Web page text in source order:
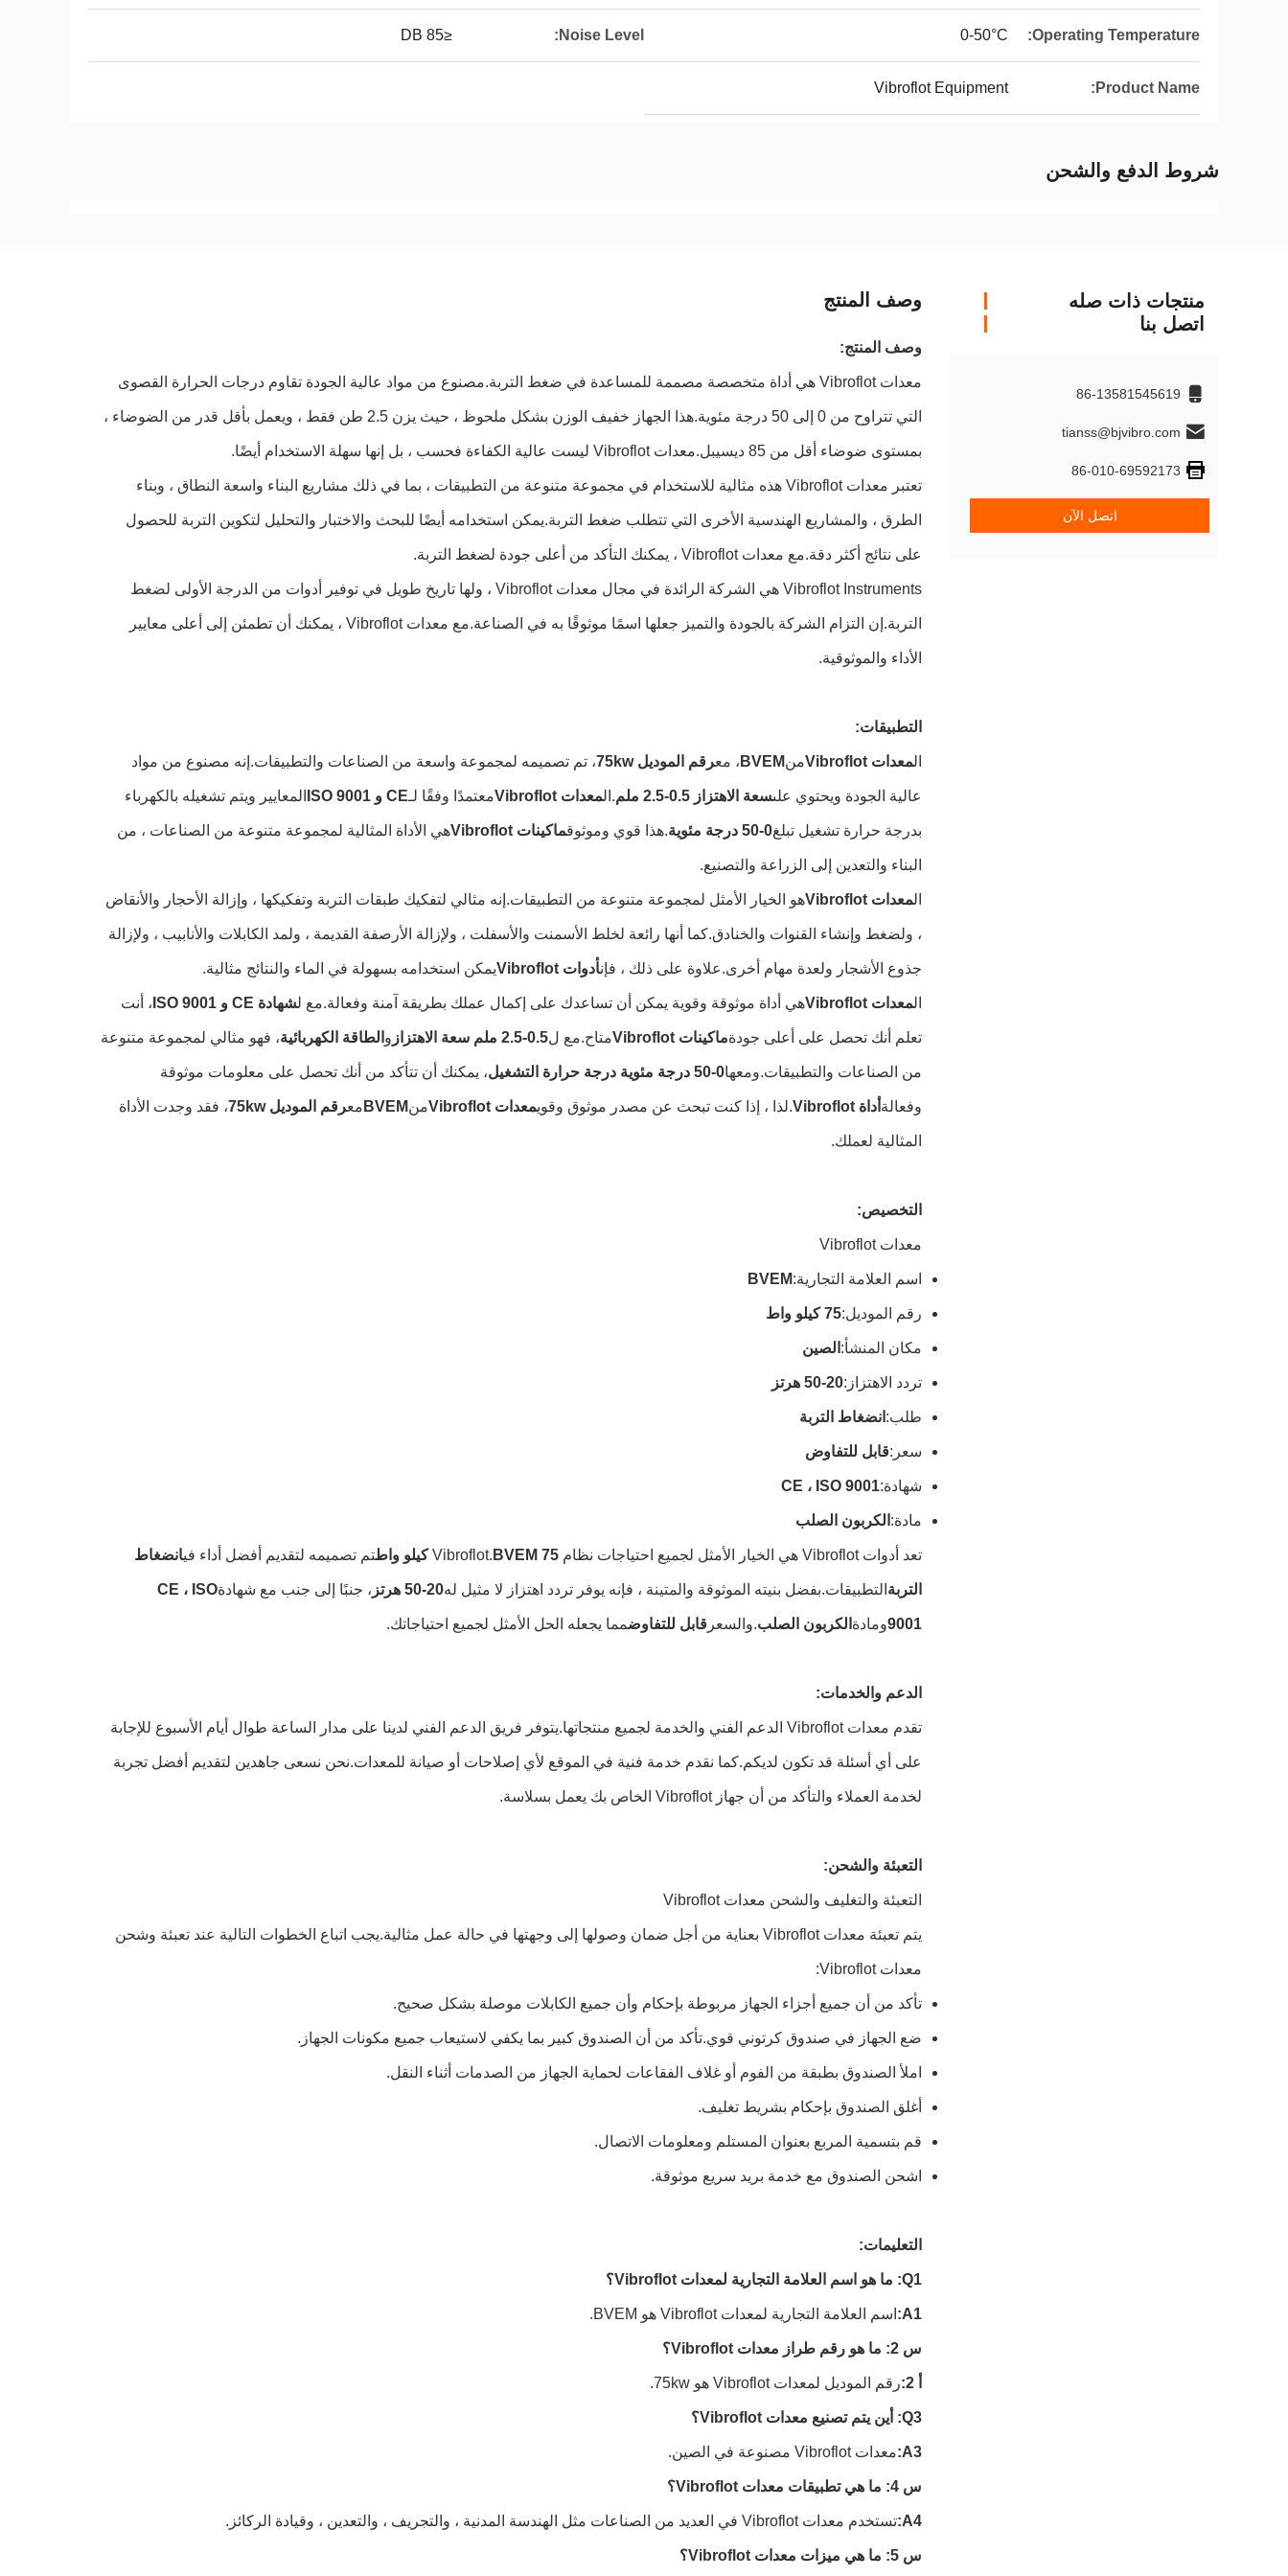
Operating Temperature:
0-50°C
Noise Level:
≤85 DB
Product Name:
Vibroflot Equipment
شروط الدفع والشحن
منتجات ذات صله
اتصل بنا
86-13581545619
tianss@bjvibro.com
86-010-69592173
اتصل الآن
وصف المنتج
وصف المنتج:
معدات Vibroflot هي أداة متخصصة مصممة للمساعدة في ضغط التربة.مصنوع من مواد عالية الجودة تقاوم درجات الحرارة القصوى
التي تتراوح من 0 إلى 50 درجة مئوية.هذا الجهاز خفيف الوزن بشكل ملحوظ ، حيث يزن 2.5 طن فقط ، ويعمل بأقل قدر من الضوضاء ،
بمستوى ضوضاء أقل من 85 ديسيبل.معدات Vibroflot ليست عالية الكفاءة فحسب ، بل إنها سهلة الاستخدام أيضًا.
تعتبر معدات Vibroflot هذه مثالية للاستخدام في مجموعة متنوعة من التطبيقات ، بما في ذلك مشاريع البناء واسعة النطاق ، وبناء
الطرق ، والمشاريع الهندسية الأخرى التي تتطلب ضغط التربة.يمكن استخدامه أيضًا للبحث والاختبار والتحليل لتكوين التربة للحصول
على نتائج أكثر دقة.مع معدات Vibroflot ، يمكنك التأكد من أعلى جودة لضغط التربة.
Vibroflot Instruments هي الشركة الرائدة في مجال معدات Vibroflot ، ولها تاريخ طويل في توفير أدوات من الدرجة الأولى لضغط
التربة.إن التزام الشركة بالجودة والتميز جعلها اسمًا موثوقًا به في الصناعة.مع معدات Vibroflot ، يمكنك أن تطمئن إلى أعلى معايير
الأداء والموثوقية.
التطبيقات:
المعدات Vibroflot منBVEM ، معرقم الموديل 75kw ، تم تصميمه لمجموعة واسعة من الصناعات والتطبيقات.إنه مصنوع من مواد
عالية الجودة ويحتوي علىسعة الاهتزاز 0.5-2.5 ملم .المعدات Vibroflot معتمدًا وفقًا لـCE و ISO 9001 المعايير ويتم تشغيله بالكهرباء
بدرجة حرارة تشغيل تبلغ0-50 درجة مئوية .هذا قوي وموثوقماكينات Vibroflot هي الأداة المثالية لمجموعة متنوعة من الصناعات ، من
البناء والتعدين إلى الزراعة والتصنيع.
المعدات Vibroflot هو الخيار الأمثل لمجموعة متنوعة من التطبيقات.إنه مثالي لتفكيك طبقات التربة وتفكيكها ، وإزالة الأحجار والأنقاض
، ولضغط وإنشاء القنوات والخنادق.كما أنها رائعة لخلط الأسمنت والأسفلت ، ولإزالة الأرصفة القديمة ، ولمد الكابلات والأنابيب ، ولإزالة
جذوع الأشجار ولعدة مهام أخرى.علاوة على ذلك ، فإنأدوات Vibroflot يمكن استخدامه بسهولة في الماء والنتائج مثالية.
المعدات Vibroflot هي أداة موثوقة وقوية يمكن أن تساعدك على إكمال عملك بطريقة آمنة وفعالة.مع لشهادة CE و ISO 9001 ، أنت
تعلم أنك تحصل على أعلى جودةماكينات Vibroflot متاح.مع ل0.5-2.5 ملم سعة الاهتزاز و الطاقة الكهربائية، فهو مثالي لمجموعة متنوعة
من الصناعات والتطبيقات.ومعها0-50 درجة مئوية درجة حرارة التشغيل ، يمكنك أن تتأكد من أنك تحصل على معلومات موثوقة
وفعالة أداة Vibroflot .لذا ، إذا كنت تبحث عن مصدر موثوق وقويمعدات Vibroflot منBVEM معرقم الموديل 75kw ، فقد وجدت الأداة
المثالية لعملك.
التخصيص:
معدات Vibroflot
اسم العلامة التجارية:BVEM
رقم الموديل:75 كيلو واط
مكان المنشأ: الصين
تردد الاهتزاز:20-50 هرتز
طلب: انضغاط التربة
سعر:قابل للتفاوض
شهادة:CE ، ISO 9001
مادة: الكربون الصلب
تعد أدوات Vibroflot هي الخيار الأمثل لجميع احتياجات نظام Vibroflot. BVEM 75 كيلو واط تم تصميمه لتقديم أفضل أداء فيانضغاط
التربة التطبيقات.بفضل بنيته الموثوقة والمتينة ، فإنه يوفر تردد اهتزاز لا مثيل له20-50 هرتز ، جنبًا إلى جنب مع شهادةCE ، ISO
9001ومادة الكربون الصلب.والسعر قابل للتفاوضمما يجعله الحل الأمثل لجميع احتياجاتك.
الدعم والخدمات:
تقدم معدات Vibroflot الدعم الفني والخدمة لجميع منتجاتها.يتوفر فريق الدعم الفني لدينا على مدار الساعة طوال أيام الأسبوع للإجابة
على أي أسئلة قد تكون لديكم.كما نقدم خدمة فنية في الموقع لأي إصلاحات أو صيانة للمعدات.نحن نسعى جاهدين لتقديم أفضل تجربة
لخدمة العملاء والتأكد من أن جهاز Vibroflot الخاص بك يعمل بسلاسة.
التعبئة والشحن:
التعبئة والتغليف والشحن معدات Vibroflot
يتم تعبئة معدات Vibroflot بعناية من أجل ضمان وصولها إلى وجهتها في حالة عمل مثالية.يجب اتباع الخطوات التالية عند تعبئة وشحن
معدات Vibroflot:
تأكد من أن جميع أجزاء الجهاز مربوطة بإحكام وأن جميع الكابلات موصلة بشكل صحيح.
ضع الجهاز في صندوق كرتوني قوي.تأكد من أن الصندوق كبير بما يكفي لاستيعاب جميع مكونات الجهاز.
املأ الصندوق بطبقة من الفوم أو غلاف الفقاعات لحماية الجهاز من الصدمات أثناء النقل.
أغلق الصندوق بإحكام بشريط تغليف.
قم بتسمية المربع بعنوان المستلم ومعلومات الاتصال.
اشحن الصندوق مع خدمة بريد سريع موثوقة.
التعليمات:
Q1: ما هو اسم العلامة التجارية لمعدات Vibroflot؟
A1: اسم العلامة التجارية لمعدات Vibroflot هو BVEM.
س 2: ما هو رقم طراز معدات Vibroflot؟
رقم الموديل لمعدات Vibroflot هو 75kw.
Q3: أين يتم تصنيع معدات Vibroflot؟
A3: معدات Vibroflot مصنوعة في الصين.
س 4: ما هي تطبيقات معدات Vibroflot؟
A4: تستخدم معدات Vibroflot في العديد من الصناعات مثل الهندسة المدنية ، والتجريف ، والتعدين ، وقيادة الركائز.
س 5: ما هي ميزات معدات Vibroflot؟